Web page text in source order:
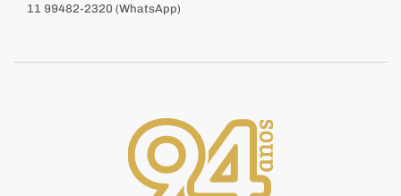
11 99482-2320 (WhatsApp)